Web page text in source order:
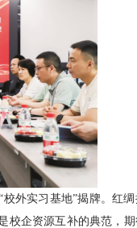
外实习基地”揭牌。红
校企资源互补的典范，